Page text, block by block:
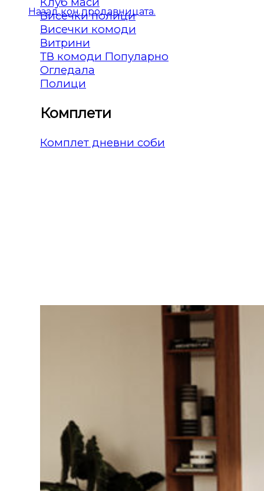
Назад кон продавницата.
Висечки полици
Висечки комоди
Витрини
ТВ комоди
Огледала
Полици
Комплети
Комплет дневни соби